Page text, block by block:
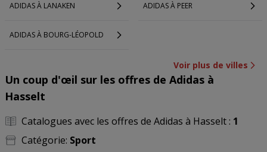
ADIDAS À LANAKEN ADIDAS À PEER
ADIDAS À BOURG-LÉOPOLD
Voir plus de villes
Un coup d'œil sur les offres de Adidas à
Hasselt
Catalogues avec les offres de Adidas à Hasselt : 1
Catégorie: Sport